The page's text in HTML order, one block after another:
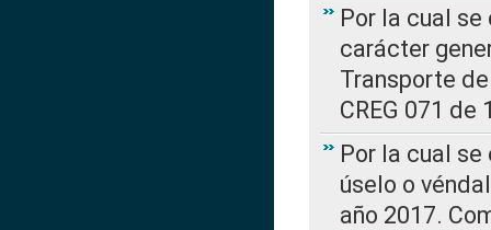
Por la cual
carácter
Transporte
CREG 071 de
Por la cual
úselo o
año 2017.